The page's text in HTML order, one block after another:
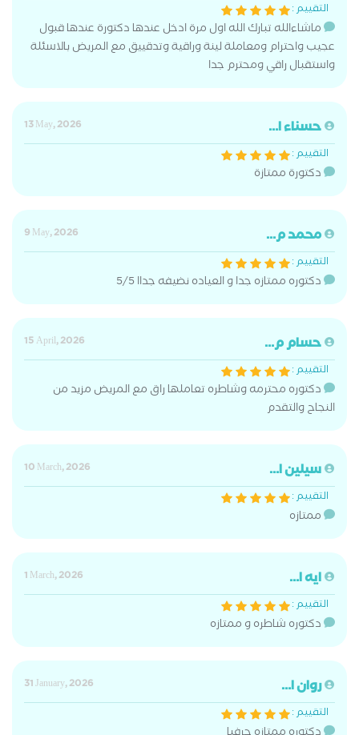
التقييم :
ماشاءالله تبارك الله اول مرة ادخل عندها دكتورة عندها قبول
عجيب واحترام ومعاملة لينة وراقية وتدقييق مع المريض بالاسئلة
واستقبال راقي ومحترم جدا
حسناء ا...
13 May, 2026
التقييم :
دكتورة ممتازة
محمد م...
9 May, 2026
التقييم :
دكتوره ممتازه جدا و العياده نضيفه جداا 5/5
حسام م...
15 April, 2026
التقييم :
دكتوره محترمه وشاطره تعاملها راق مع المريض مزيد من
النجاح والتقدم
سيلين ا...
10 March, 2026
التقييم :
ممتازه
ايه ا...
1 March, 2026
التقييم :
دكتوره شاطره و ممتازه
روان ا...
31 January, 2026
التقييم :